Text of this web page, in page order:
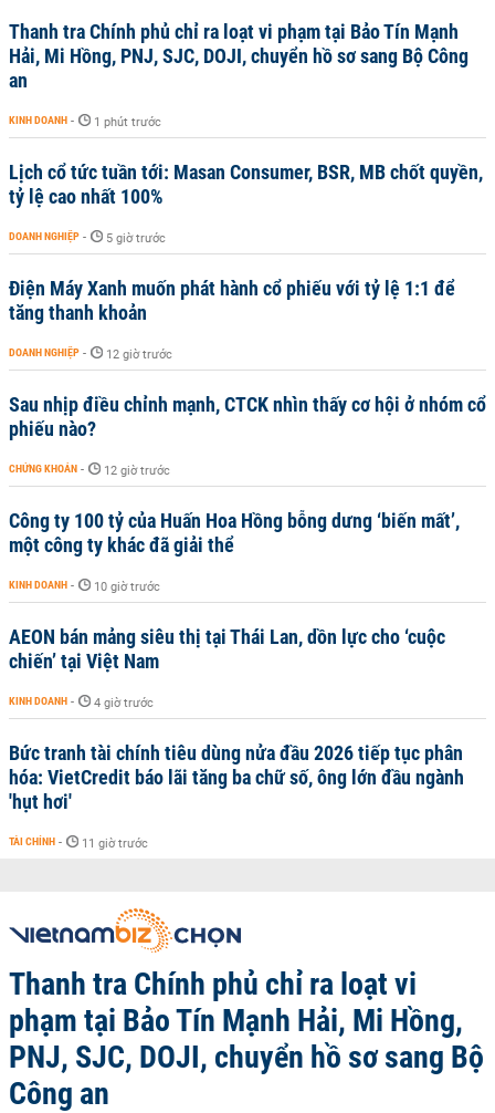
Thanh tra Chính phủ chỉ ra loạt vi phạm tại Bảo Tín Mạnh
Hải, Mi Hồng, PNJ, SJC, DOJI, chuyển hồ sơ sang Bộ Công
an
KINH DOANH - 1 phút trước
Lịch cổ tức tuần tới: Masan Consumer, BSR, MB chốt quyền,
tỷ lệ cao nhất 100%
DOANH NGHIỆP - 5 giờ trước
Điện Máy Xanh muốn phát hành cổ phiếu với tỷ lệ 1:1 để
tăng thanh khoản
DOANH NGHIỆP - 12 giờ trước
Sau nhịp điều chỉnh mạnh, CTCK nhìn thấy cơ hội ở nhóm cổ
phiếu nào?
CHỨNG KHOÁN - 12 giờ trước
Công ty 100 tỷ của Huấn Hoa Hồng bỗng dưng ‘biến mất’,
một công ty khác đã giải thể
KINH DOANH - 10 giờ trước
AEON bán mảng siêu thị tại Thái Lan, dồn lực cho ‘cuộc
chiến’ tại Việt Nam
KINH DOANH - 4 giờ trước
Bức tranh tài chính tiêu dùng nửa đầu 2026 tiếp tục phân
hóa: VietCredit báo lãi tăng ba chữ số, ông lớn đầu ngành
'hụt hơi'
TÀI CHÍNH - 11 giờ trước
Thanh tra Chính phủ chỉ ra loạt vi
phạm tại Bảo Tín Mạnh Hải, Mi Hồng,
PNJ, SJC, DOJI, chuyển hồ sơ sang Bộ
Công an